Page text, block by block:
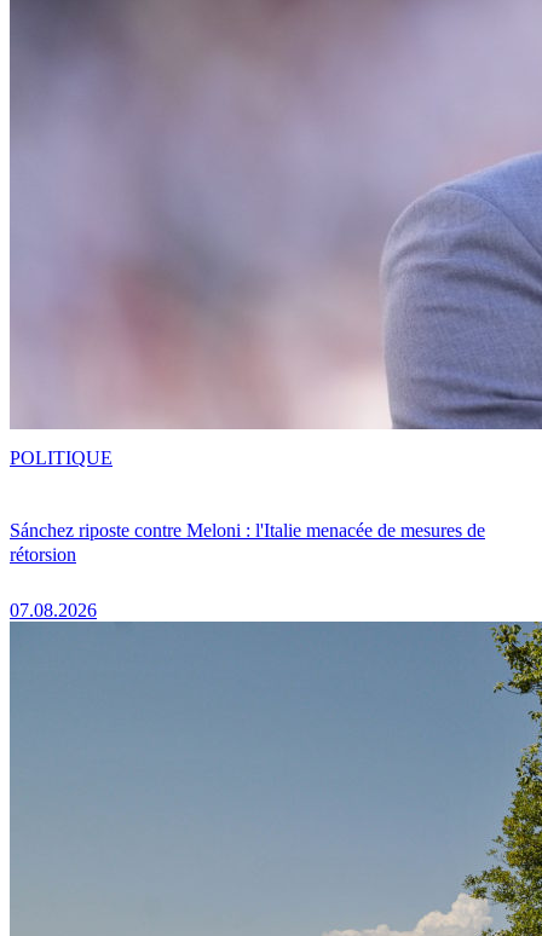
Sánchez riposte contre Meloni : l'Italie menacée de mesures de
rétorsion
07.08.2026
POLITIQUE